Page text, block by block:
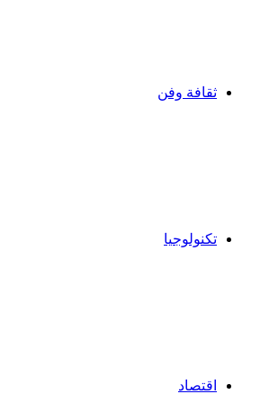
ثقافة وفن
تكنولوجيا
اقتصاد